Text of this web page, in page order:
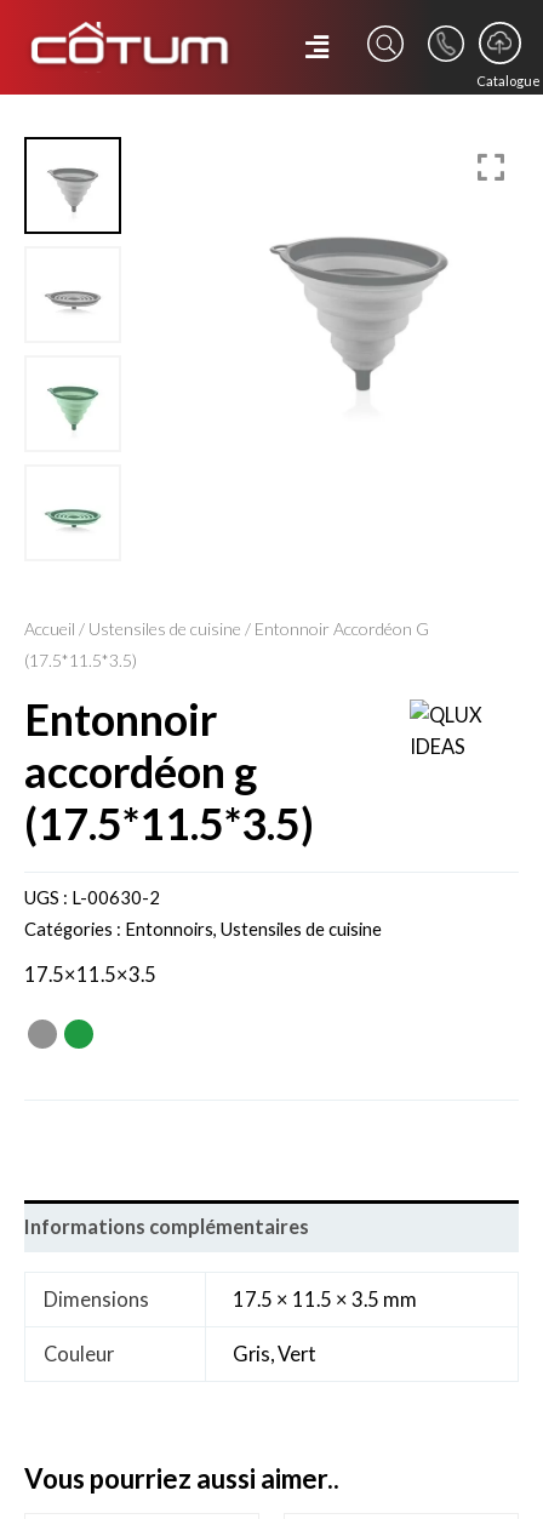
Catalogue
Accueil / Ustensiles de cuisine / Entonnoir Accordéon G
(17.5*11.5*3.5)
entonnoir
accordéon g
(17.5*11.5*3.5)
UGS : L-00630-2
Catégories : Entonnoirs, Ustensiles de cuisine
17.5×11.5×3.5
Informations complémentaires
Dimensions 17.5 × 11.5 × 3.5 mm
Couleur Gris, Vert
vous pourriez aussi aimer..